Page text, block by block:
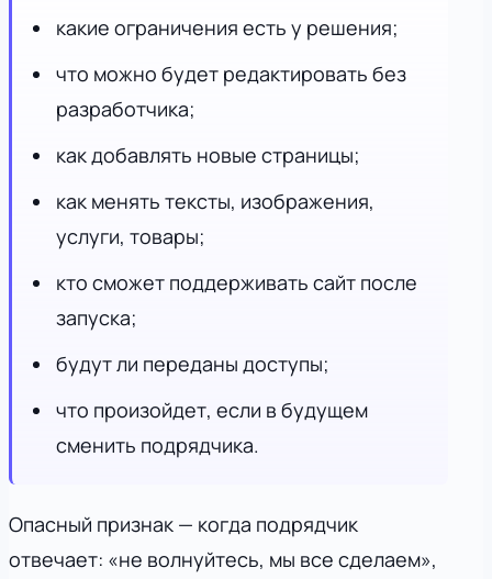
какие ограничения есть у решения;
что можно будет редактировать без
разработчика;
как добавлять новые страницы;
как менять тексты, изображения,
услуги, товары;
кто сможет поддерживать сайт после
запуска;
будут ли переданы доступы;
что произойдет, если в будущем
сменить подрядчика.
Опасный признак — когда подрядчик
отвечает: «не волнуйтесь, мы все сделаем»,